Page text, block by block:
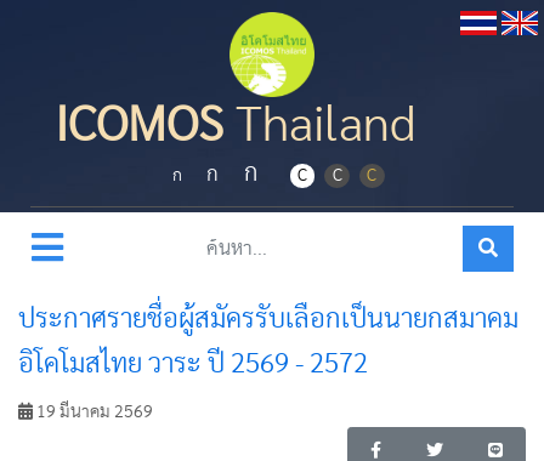
ICOMOSThailand
ก ก ก C C C
หน้าแรก โครงการ/กิจกรรม
ประกาศรายชื่อผู้สมัครรับเลือกเป็นนายกสมาคม
อิโคโมสไทย วาระ ปี 2569 - 2572
19 มีนาคม 2569